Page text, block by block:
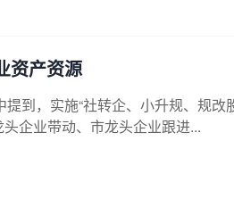
资产资源
到，实施“社转企、小升规、规改
企业带动、市龙头企业跟进...